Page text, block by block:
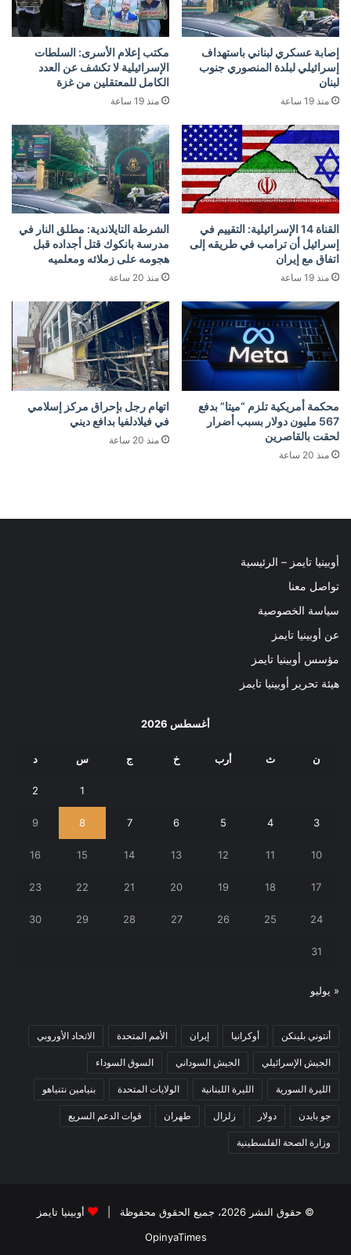
إصابة عسكري لبناني باستهداف
إسرائيلي لبلدة المنصوري جنوب
لبنان
منذ 19 ساعة
مكتب إعلام الأسرى: السلطات
الإسرائيلية لا تكشف عن العدد
الكامل للمعتقلين من غزة
منذ 19 ساعة
القناة 14 الإسرائيلية: التقييم في
إسرائيل أن ترامب في طريقه إلى
اتفاق مع إيران
منذ 19 ساعة
الشرطة التايلاندية: مطلق النار في
مدرسة بانكوك قتل أجداده قبل
هجومه على زملائه ومعلميه
منذ 20 ساعة
محكمة أمريكية تلزم “ميتا” بدفع
567 مليون دولار بسبب أضرار
لحقت بالقاصرين
منذ 20 ساعة
اتهام رجل بإحراق مركز إسلامي
في فيلادلفيا بدافع ديني
منذ 20 ساعة
أوبينيا تايمز – الرئيسية
تواصل معنا
سياسة الخصوصية
عن أوبينيا تايمز
مؤسس أوبينيا تايمز
هيئة تحرير أوبينيا تايمز
أغسطس 2026
ن ث أرب خ ج س د
1
2
3
4
5
6
7
8
9
10
11
12
13
14
15
16
17
18
19
20
21
22
23
24
25
26
27
28
29
30
31
« يوليو
أنتوني بلينكن أوكرانيا إيران الأمم المتحدة الاتحاد الأوروبي
الجيش الإسرائيلي الجيش السوداني السوق السوداء
الليرة السورية الليرة اللبنانية الولايات المتحدة بنيامين نتنياهو
جو بايدن دولار زلزال طهران قوات الدعم السريع
وزارة الصحة الفلسطينية
© حقوق النشر 2026، جميع الحقوق محفوظة |
أوبينيا تايمز
OpinyaTimes